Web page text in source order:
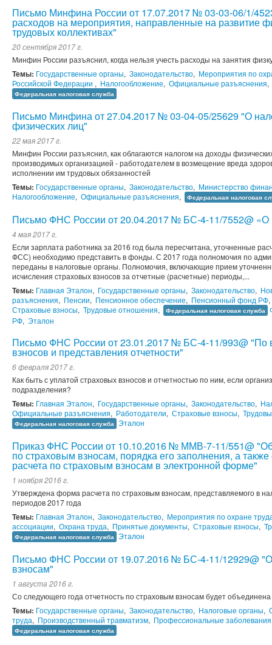
Письмо Минфина России от 17.07.2017 № 03-03-06/1/
расходов на мероприятия, направленные на развитие
трудовых коллективах"
20 сентября 2017 г.
Минфин России разъяснил, когда нельзя учесть расходы на занятия
Темы: Государственные органы, Законодательство, Мероприятия по
Российской Федерации , Налогообложение, Официальные разъяснения,
Федеральная налоговая служба
Письмо Минфина от 27.04.2017 № 03-04-05/25629 "О
физических лиц"
22 мая 2017 г.
Минфин России разъяснил, как облагаются налогом на доходы
производимых организацией - работодателем в возмещение вреда
исполнении им трудовых обязанностей
Темы: Государственные органы, Законодательство, Министерство
Налогообложение, Официальные разъяснения, Федеральная налоговая
Письмо ФНС России от 20.04.2017 № БС-4-11/7552@ «О
4 мая 2017 г.
Если зарплата работника за 2016 год была пересчитана, уточненные
ФСС) необходимо представить в фонды. С 2017 года полномочия по
переданы в налоговые органы. Полномочия, включающие прием
исчисления страховых взносов за отчетные (расчетные) периоды,...
Темы: Главная Эталон, Государственные органы, Законодательство,
разъяснения, Пенсии, Пенсионное обеспечение, Пенсионный фонд РФ,
Страховые взносы, Трудовые отношения, Федеральная налоговая служба
РФ, Эталон
Письмо ФНС России от 23.01.2017 № БС-4-11/993@ "По
взносов и представления отчетности"
6 февраля 2017 г.
Как быть с уплатой страховых взносов и отчетностью по ним, если
подразделения?
Темы: Главная Эталон, Государственные органы, Законодательство,
Официальные разъяснения, Работодатели, Страховые взносы,
Федеральная налоговая служба Эталон
Приказ ФНС России от 10.10.2016 № ММВ-7-11/551@
по страховым взносам, порядка его заполнения, а
расчета по страховым взносам в электронной форме"
1 ноября 2016 г.
Утверждена форма расчета по страховым взносам, представляемого в
периодов 2017 года
Темы: Главная Эталон, Законодательство, Мероприятия по охране
ассоциации, Охрана труда, Принятые документы, Страховые взносы,
Федеральная налоговая служба Эталон
Письмо ФНС России от 19.07.2016 № БС-4-11/12929@
взносам"
1 августа 2016 г.
Со следующего года отчетность по страховым взносам будет
Темы: Государственные органы, Законодательство, Налоговые органы,
труда, Производственный травматизм, Профессиональные заболевания
Федеральная налоговая служба